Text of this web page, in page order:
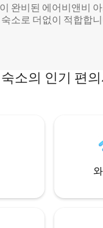
완비된 에어비앤비
소로 더없이 적합합
소의 인기 편